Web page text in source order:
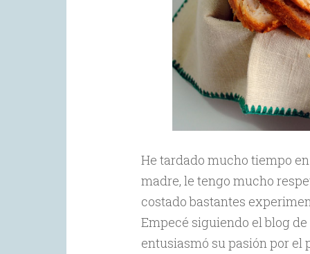
He tardado mucho tiempo
madre, le tengo mucho
costado bastantes
Empecé siguiendo el blog de
entusiasmó su pasión por el